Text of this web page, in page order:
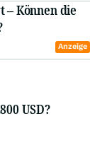
– Können die
Anzeige
USD?